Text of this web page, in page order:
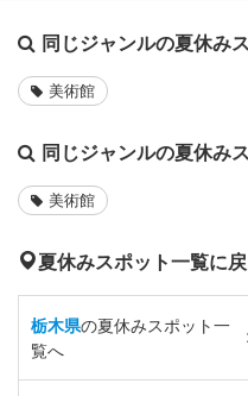
同じジャンルの夏休み
美術館
同じジャンルの夏休み
美術館
夏休みスポット一覧に
栃木県の夏休みスポット一
覧へ